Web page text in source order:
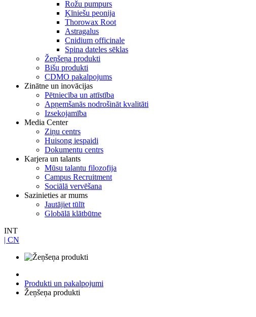
Rožu pumpurs
Ķīniešu peonija
Thorowax Root
Astragalus
Cnidium officinale
Spina dateles sēklas
Žeņšeņa produkti
Bišu produkti
CDMO pakalpojums
Zinātne un inovācijas
Pētniecība un attīstība
Apņemšanās nodrošināt kvalitāti
Izsekojamība
Media Center
Ziņu centrs
Huisong iespaidi
Dokumentu centrs
Karjera un talants
Mūsu talantu filozofija
Campus Recruitment
Sociālā vervēšana
Sazinieties ar mums
Jautājiet tūlīt
Globālā klātbūtne
INT
| CN
Produkti un pakalpojumi
Žeņšeņa produkti